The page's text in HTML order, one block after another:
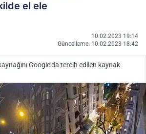
el ele
10.02.2023 19:14
Güncelleme: 10.02.2023 18:42
Google'da tercih edilen kaynak